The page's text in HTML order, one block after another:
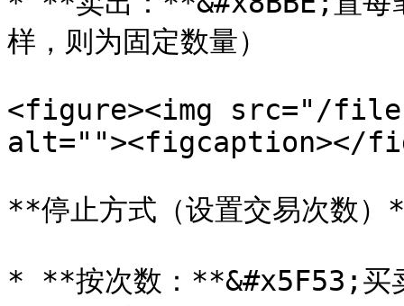
样，则为固定数量）
<figure><img src="/files/
alt=""><figcaption></
**停止方式（设置交易次数
* **按次数：**&#x5F53;买